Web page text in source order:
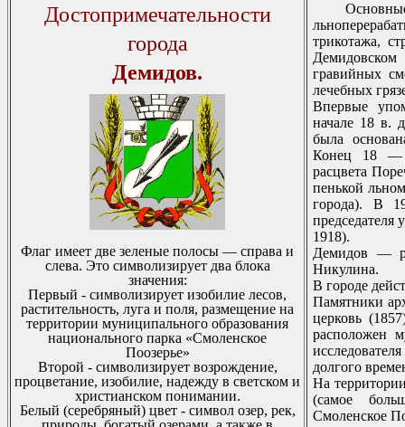
Достопримечательности
города
Демидов.
Флаг имеет две зеленые полосы — справа и
слева. Это символизирует два блока
значения:
Первый - символизирует изобилие лесов,
растительность, луга и поля, размещение на
территории муниципального образования
национального парка «Смоленское
Поозерье»
Второй - символизирует возрождение,
процветание, изобилие, надежду в светском и
христианском понимании.
Белый (серебряный) цвет - символ озер, рек,
трикотажа,
Демидовском
гравийных
лечебных
Впервые
начале 18 в.
была
Конец 18 —
расцвета
пенькой
города). В
1918).
Демидов —
Никулина.
В городе
Памятники
церковь
расположен
долгого
На
(самое
Смоленское